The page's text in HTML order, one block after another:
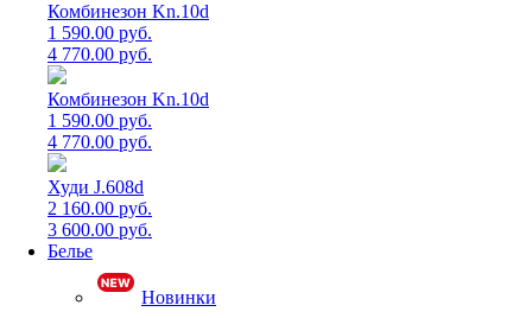
Комбинезон Kn.10d
1 590.00 руб.
4 770.00 руб.
Комбинезон Kn.10d
1 590.00 руб.
4 770.00 руб.
Худи J.608d
2 160.00 руб.
3 600.00 руб.
Белье
Новинки